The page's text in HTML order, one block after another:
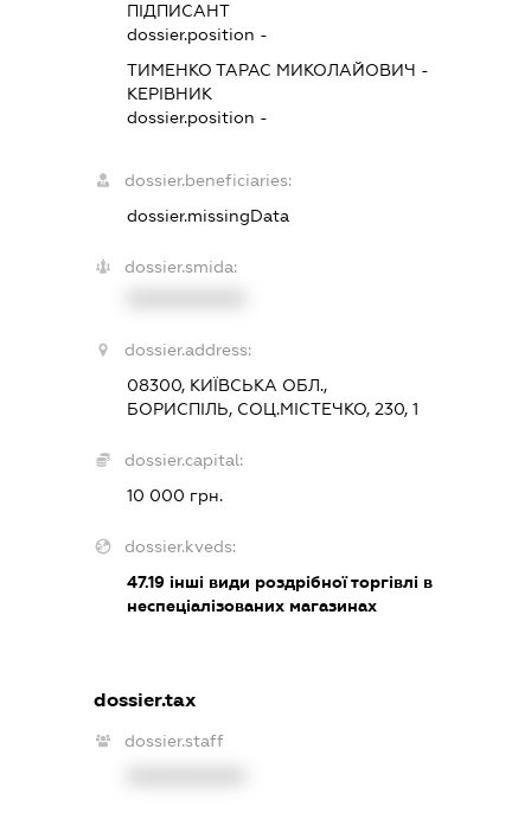
ПІДПИСАНТ
dossier.position -
ТИМЕНКО ТАРАС МИКОЛАЙОВИЧ -
КЕРІВНИК
dossier.position -
dossier.beneficiaries:
dossier.missingData
dossier.smida:
dossier.address:
08300, КИЇВСЬКА ОБЛ.,
БОРИСПІЛЬ, СОЦ.МІСТЕЧКО, 230, 1
dossier.capital:
10 000 грн.
dossier.kveds:
47.19 інші види роздрібної торгівлі в
неспеціалізованих магазинах
dossier.tax
dossier.staff